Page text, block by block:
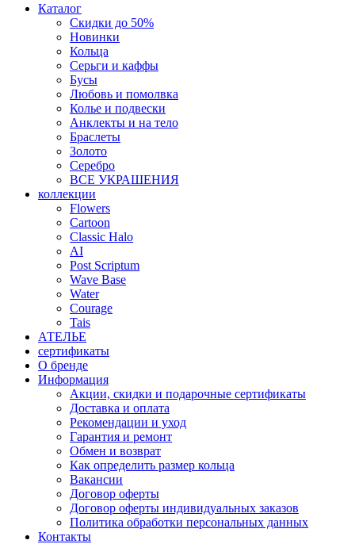
Каталог
Скидки до 50%
Новинки
Кольца
Серьги и каффы
Бусы
Любовь и помолвка
Колье и подвески
Анклекты и на тело
Браслеты
Золото
Серебро
ВСЕ УКРАШЕНИЯ
коллекции
Flowers
Cartoon
Classic Halo
AI
Post Scriptum
Wave Base
Water
Courage
Tais
АТЕЛЬЕ
сертификаты
О бренде
Информация
Акции, скидки и подарочные сертификаты
Доставка и оплата
Рекомендации и уход
Гарантия и ремонт
Обмен и возврат
Как определить размер кольца
Вакансии
Договор оферты
Договор оферты индивидуальных заказов
Политика обработки персональных данных
Контакты